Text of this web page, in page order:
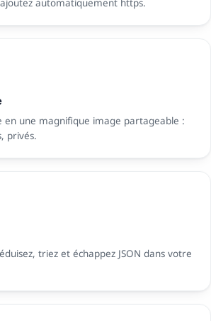
automatiquement https.
en une magnifique image partageable :
privés.
triez et échappez JSON dans votre